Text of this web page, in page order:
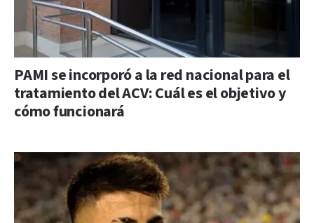
PAMI se incorporó a la red nacional para el
tratamiento del ACV: Cuál es el objetivo y
cómo funcionará